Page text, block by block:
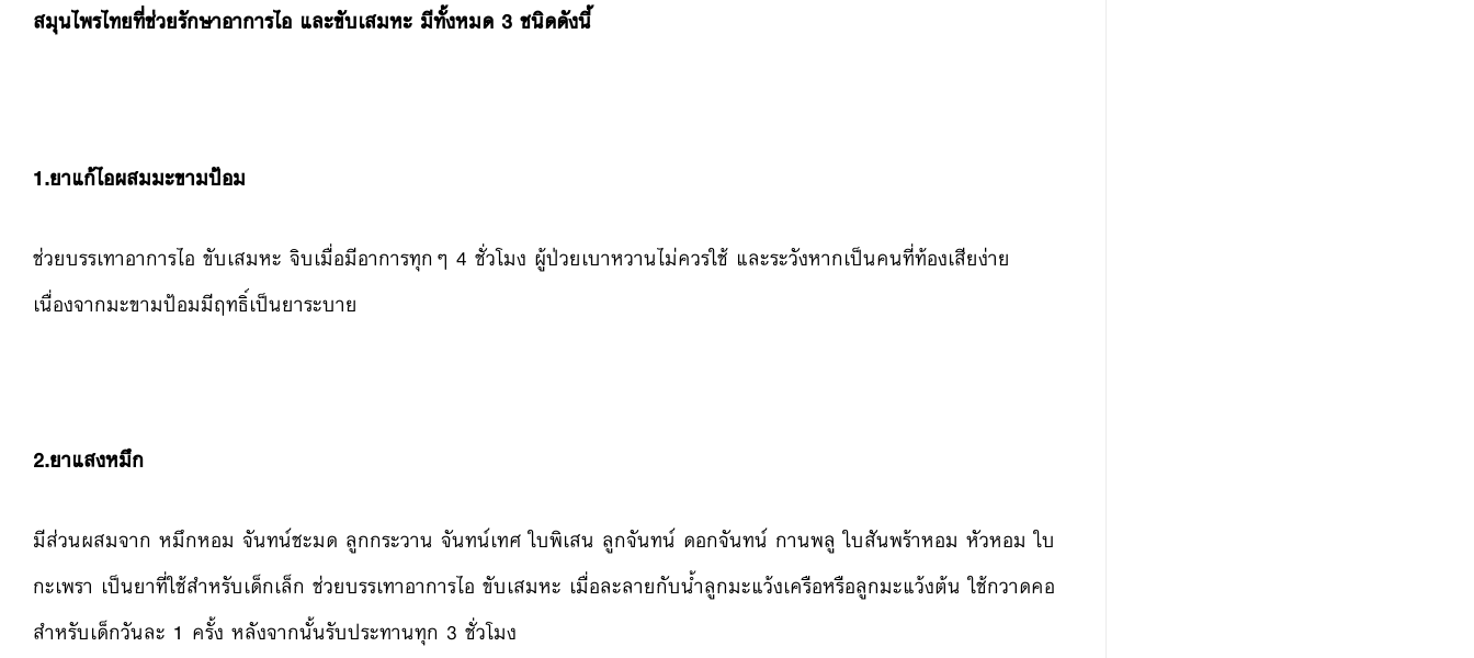
สมุนไพรไทยที่ช่วยรักษาอาการไอ และขับเสมหะ มีทั้งหมด 3 ชนิดดังนี้
1.ยาแก้ไอผสมมะขามป้อม
ช่วยบรรเทาอาการไอ ขับเสมหะ จิบเมื่อมีอาการทุกๆ 4 ชั่วโมง ผู้ป่วยเบาหวานไม่ควรใช้ และระวังหากเป็นคนที่ท้องเสียง่าย
เนื่องจากมะขามป้อมมีฤทธิ์เป็นยาระบาย
2.ยาแสงหมึก
มีส่วนผสมจาก หมึกหอม จันทน์ชะมด ลูกกระวาน จันทน์เทศ ใบพิเสน ลูกจันทน์ ดอกจันทน์ กานพลู ใบสันพร้าหอม หัวหอม ใบ
กะเพรา เป็นยาที่ใช้สำหรับเด็กเล็ก ช่วยบรรเทาอาการไอ ขับเสมหะ เมื่อละลายกับน้ำลูกมะแว้งเครือหรือลูกมะแว้งต้น ใช้กวาดคอ
สำหรับเด็กวันละ 1 ครั้ง หลังจากนั้นรับประทานทุก 3 ชั่วโมง